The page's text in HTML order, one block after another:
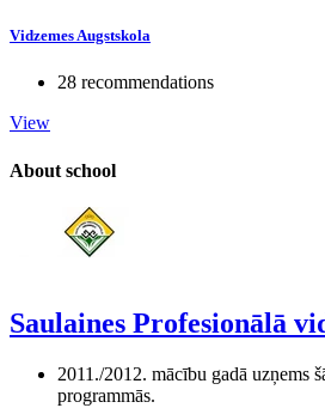
Vidzemes Augstskola
28 recommendations
View
About school
Saulaines Profesionālā
2011./2012. mācību gadā uzņems
programmās.